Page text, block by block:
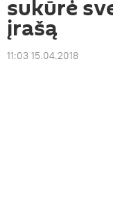
sukūrė
įrašą
11:03 15.04.2018